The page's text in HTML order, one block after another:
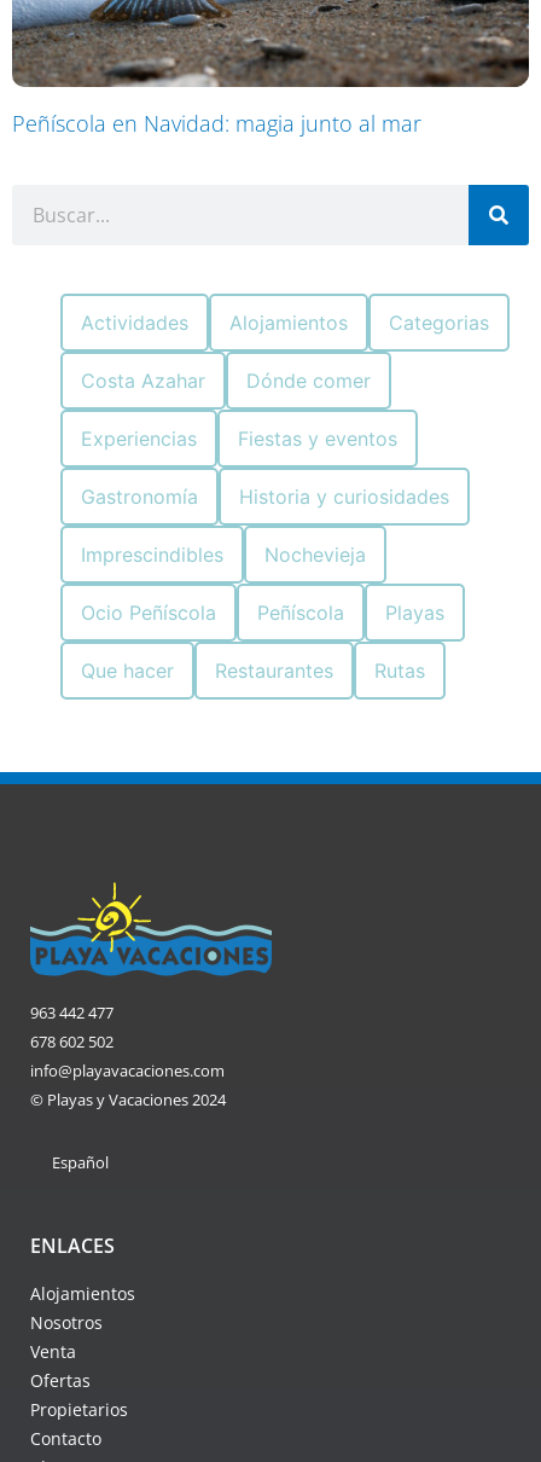
Peñíscola en Navidad: magia junto al mar
Actividades Alojamientos Categorias
Costa Azahar Dónde comer
Experiencias Fiestas y eventos
Gastronomía Historia y curiosidades
Imprescindibles Nochevieja
Ocio Peñíscola Peñíscola Playas
Que hacer Restaurantes Rutas
963 442 477
678 602 502
info@playavacaciones.com
© Playas y Vacaciones 2024
Español
ENLACES
Alojamientos
Nosotros
Venta
Ofertas
Propietarios
Contacto